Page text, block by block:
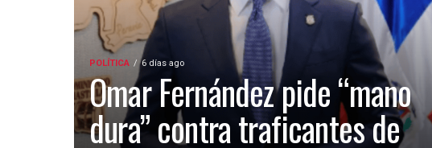
POLÍTICA 6 días ago
Omar Fernández pide “mano
dura” contra traficantes de